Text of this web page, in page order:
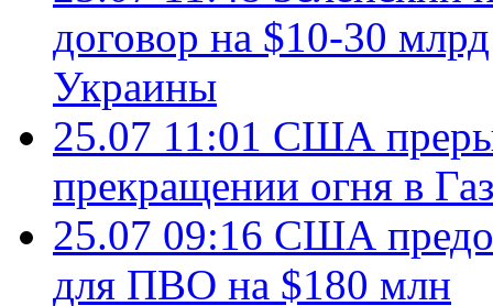
договор на $10-30
Украины
25.07 11:01 США
прекращении огня в
25.07 09:16 США
для ПВО на $180 млн